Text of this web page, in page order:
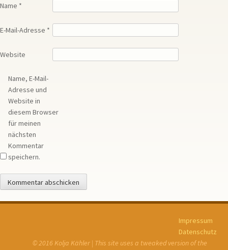
Name *
E-Mail-Adresse *
Website
Name, E-Mail-
Adresse und
Website in
diesem Browser
für meinen
nächsten
Kommentar
speichern.
Impressum
Datenschutz
© 2016 Kolja Kähler | This site uses a tweaked version of the